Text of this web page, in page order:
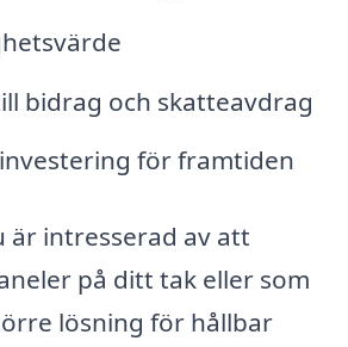
bidrag och skatteavdrag
för framtiden
är intresserad av att
på ditt tak eller som
lösning för hållbar